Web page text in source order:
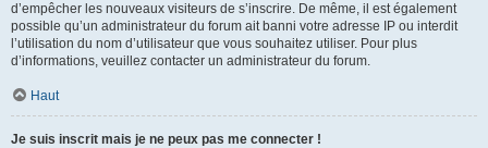
d’empêcher les nouveaux visiteurs de s’inscrire. De même, il est également
possible qu’un administrateur du forum ait banni votre adresse IP ou interdit
l’utilisation du nom d’utilisateur que vous souhaitez utiliser. Pour plus
d’informations, veuillez contacter un administrateur du forum.
Haut
Je suis inscrit mais je ne peux pas me connecter !